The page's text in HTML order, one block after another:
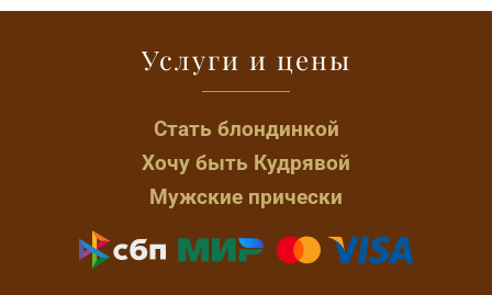
Услуги и цены
Стать блондинкой
Хочу быть Кудрявой
Мужские прически